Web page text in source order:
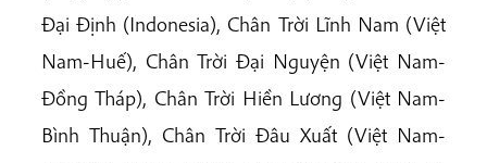
Đại Định (Indonesia), Chân Trời Lĩnh Nam (Việt
Nam-Huế), Chân Trời Đại Nguyện (Việt Nam-
Đồng Tháp), Chân Trời Hiền Lương (Việt Nam-
Bình Thuận), Chân Trời Đâu Xuất (Việt Nam-